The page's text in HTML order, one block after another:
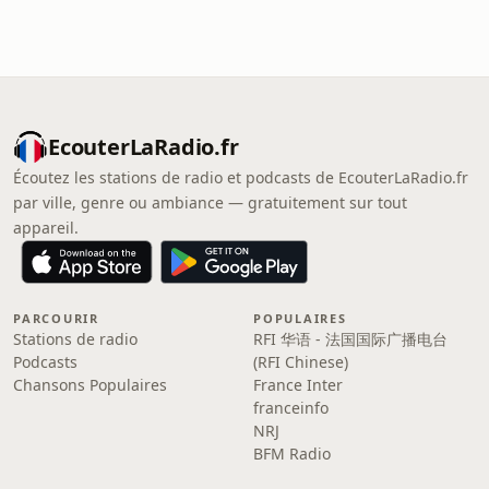
EcouterLaRadio.fr
Écoutez les stations de radio et podcasts de EcouterLaRadio.fr
par ville, genre ou ambiance — gratuitement sur tout
appareil.
PARCOURIR
Stations de radio
Podcasts
Chansons Populaires
POPULAIRES
RFI 华语 - 法国国际广播电台
(RFI Chinese)
France Inter
franceinfo
NRJ
BFM Radio